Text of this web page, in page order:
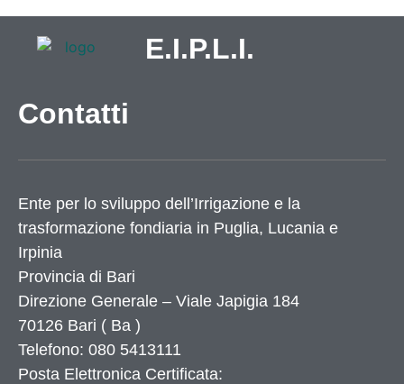
E.I.P.L.I.
Contatti
Ente per lo sviluppo dell’Irrigazione e la
trasformazione fondiaria in Puglia, Lucania e
Irpinia
Provincia di Bari
Direzione Generale – Viale Japigia 184
70126 Bari ( Ba )
Telefono: 080 5413111
Posta Elettronica Certificata: